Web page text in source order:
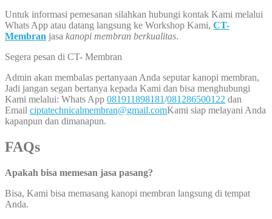
Untuk informasi pemesanan silahkan hubungi kontak Kami melalui
Whats App atau datang langsung ke Workshop Kami, CT-
Membran jasa kanopi membran berkualitas.
Segera pesan di CT- Membran
Admin akan membalas pertanyaan Anda seputar kanopi membran,
Jadi jangan segan bertanya kepada Kami dan bisa menghubungi
Kami melalui: Whats App 081911898181/081286500122 dan
Email ciptatechnicalmembran@gmail.comKami siap melayani Anda
kapanpun dan dimanapun.
FAQs
Apakah bisa memesan jasa pasang?
Bisa, Kami bisa memasang kanopi membran langsung di tempat
Anda.